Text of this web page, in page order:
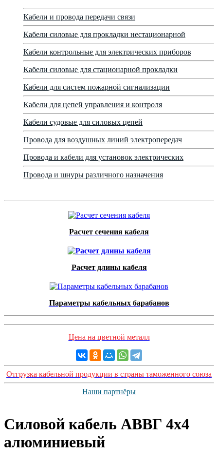
Кабели и провода передачи связи
Кабели силовые для прокладки нестационарной
Кабели контрольные для электрических приборов
Кабели силовые для стационарной прокладки
Кабели для систем пожарной сигнализации
Кабели для цепей управления и контроля
Кабели судовые для силовых цепей
Провода для воздушных линий электропередач
Провода и кабели для установок электрических
Провода и шнуры различного назначения
Расчет сечения кабеля
Расчет длины кабеля
Параметры кабельных барабанов
Цена на цветной металл
Отгрузка кабельной продукции в страны таможенного союза
Наши партнёры
Силовой кабель АВВГ 4х4
алюминиевый